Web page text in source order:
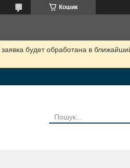
Кошик
будет обработана в